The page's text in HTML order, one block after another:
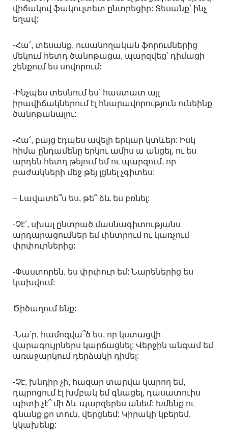
վիճակով ֆակուլտետ ընտրեցիր: Տեսանք՝ ինչ
եղավ:
-Հա՛, տեսանք, ուսանողական ֆորումներից
մեկում հետդ ծանոթացա, պարզվեց՝ դիմացի
շենքում ես սովորում:
-Ինչպես տեսնում ես՝ հաստատ այլ
իրավիճակներում էլ հնարավորություն ունեինք
ծանոթանալու:
-Հա՛, բայց էդպես ավելի երկար կտևեր: Իսկ
հիմա ընդամենը երկու ամիս ա անցել, ու ես
արդեն հետդ թեյում եմ ու պարզում, որ
բաժակների մեջ թեյ լցնել չգիտես:
– Լավատե՞ս ես, թե՞ ձև ես բռնել:
-Չէ՛, սխալ ընտրած մասնագիտությանս
արդարացումներ եմ փնտրում ու կառչում
փրփուրներից:
-Փաստորեն, ես փրփուր եմ: Նարեներից ես
կախվում:
Ծիծաղում ենք:
-Նա՛ր, համոզվա՞ծ ես, որ կստացվի
վարագույրներս կարճացնել: Վերջին անգամ եմ
առաջարկում դերձակի դիմել:
-Չէ, խնդիր չի, հազար տարվա կարող եմ,
դպրոցում էլ խմբակ եմ գնացել, դասատուիս
պիտի չէ՞ մի ձև պարզերես անեմ: Խմենք ու
գնանք քո տուն, վերցնեմ: Կիրակի կբերեմ,
կկախենք: